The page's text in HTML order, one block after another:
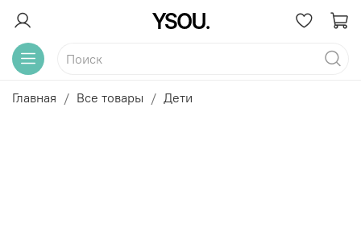
Главная Все товары Дети